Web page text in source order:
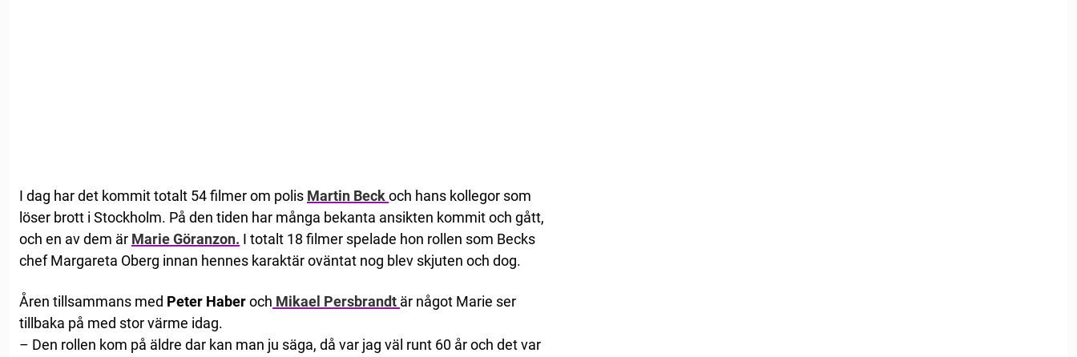
I dag har det kommit totalt 54 filmer om polis Martin Beckoch hans kollegor som
löser brott i Stockholm. På den tiden har många bekanta ansikten kommit och gått,
och en av dem är Marie Göranzon. I totalt 18 filmer spelade hon rollen som Becks
chef Margareta Oberg innan hennes karaktär oväntat nog blev skjuten och dog.
Åren tillsammans med Peter Haberoch Mikael Persbrandt är något Marie ser
tillbaka på med stor värme idag.
– Den rollen kom på äldre dar kan man ju säga, då var jag väl runt 60 år och det var